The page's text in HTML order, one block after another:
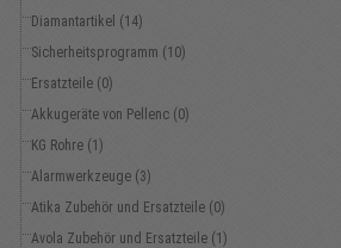
Diamantartikel (14)
Sicherheitsprogramm (10)
Ersatzteile (0)
Akkugeräte von Pellenc (0)
KG Rohre (1)
Alarmwerkzeuge (3)
Atika Zubehör und Ersatzteile (0)
Avola Zubehör und Ersatzteile (1)